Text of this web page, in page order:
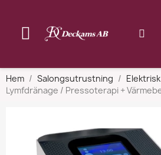
Hem Salongsutrustning
Lymfdränage / Pressoterapi +